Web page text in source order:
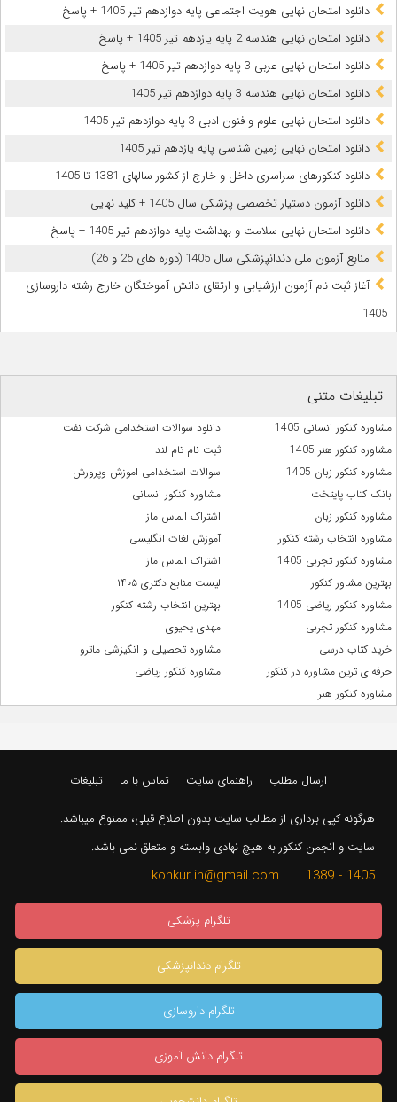
دانلود امتحان نهایی هویت اجتماعی پایه دوازدهم تیر 1405 + پاسخ
دانلود امتحان نهایی هندسه 2 پایه یازدهم تیر 1405 + پاسخ
دانلود امتحان نهایی عربی 3 پایه دوازدهم تیر 1405 + پاسخ
دانلود امتحان نهایی هندسه 3 پایه دوازدهم تیر 1405
دانلود امتحان نهایی علوم و فنون ادبی 3 پایه دوازدهم تیر 1405
دانلود امتحان نهایی زمین شناسی پایه یازدهم تیر 1405
دانلود کنکورهای سراسری داخل و خارج از کشور سالهای 1381 تا 1405
دانلود آزمون دستیار تخصصی پزشکی سال 1405 + کلید نهایی
دانلود امتحان نهایی سلامت و بهداشت پایه دوازدهم تیر 1405 + پاسخ
ﻣﻨﺎﺑﻊ آزﻣﻮن ﻣﻠﯽ دندانپزشکی سال 1405 (دوره های 25 و 26)
آغاز ثبت نام آزمون‌ ارزشیابی و ارتقای دانش آموختگان خارج رشته داروسازی
1405
تبلیغات متنی
مشاوره کنکور انسانی 1405
دانلود سوالات استخدامی شرکت نفت
مشاوره کنکور هنر 1405
ثبت نام تام لند
مشاوره کنکور زبان 1405
سوالات استخدامی اموزش وپرورش
بانک کتاب پایتخت
مشاوره کنکور انسانی
مشاوره کنکور زبان
اشتراک الماس ماز
مشاوره انتخاب رشته کنکور
آموزش لغات انگلیسی
مشاوره کنکور تجربی 1405
اشتراک الماس ماز
بهترین مشاور کنکور
لیست منابع دکتری ۱۴۰۵
مشاوره کنکور ریاضی 1405
بهترین انتخاب رشته کنکور
مشاوره کنکور تجربی
مهدی یحیوی
خرید کتاب درسی
مشاوره تحصیلی و انگیزشی ماترو
حرفه‌ای ترین مشاوره در کنکور
مشاوره کنکور ریاضی
مشاوره کنکور هنر
ارسال مطلب راهنمای سایت تماس با ما تبلیغات
هرگونه کپی برداری از مطالب سایت بدون اطلاع قبلی، ممنوع میباشد.
سایت و انجمن کنکور به هیچ نهادی وابسته و متعلق نمی باشد.
1405 - 1389 konkur.in@gmail.com
تلگرام پزشکی
تلگرام دندانپزشکی
تلگرام داروسازی
تلگرام دانش آموزی